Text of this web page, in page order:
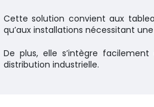
Cette solution convient aux
qu’aux installations nécessitant
De plus, elle s’intègre
distribution industrielle.